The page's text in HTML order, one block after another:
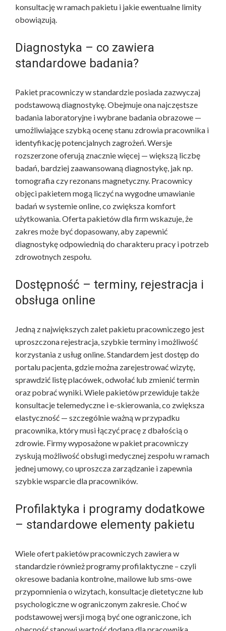
konsultację w ramach pakietu i jakie ewentualne limity
obowiązują.
Diagnostyka – co zawiera
standardowe badania?
Pakiet pracowniczy w standardzie posiada zazwyczaj
podstawową diagnostykę. Obejmuje ona najczęstsze
badania laboratoryjne i wybrane badania obrazowe —
umożliwiające szybką ocenę stanu zdrowia pracownika i
identyfikację potencjalnych zagrożeń. Wersje
rozszerzone oferują znacznie więcej — większą liczbę
badań, bardziej zaawansowaną diagnostykę, jak np.
tomografia czy rezonans magnetyczny. Pracownicy
objęci pakietem mogą liczyć na wygodne umawianie
badań w systemie online, co zwiększa komfort
użytkowania. Oferta pakietów dla firm wskazuje, że
zakres może być dopasowany, aby zapewnić
diagnostykę odpowiednią do charakteru pracy i potrzeb
zdrowotnych zespołu.
Dostępność – terminy, rejestracja i
obsługa online
Jedną z największych zalet pakietu pracowniczego jest
uproszczona rejestracja, szybkie terminy i możliwość
korzystania z usług online. Standardem jest dostęp do
portalu pacjenta, gdzie można zarejestrować wizytę,
sprawdzić listę placówek, odwołać lub zmienić termin
oraz pobrać wyniki. Wiele pakietów przewiduje także
konsultacje telemedyczne i e-skierowania, co zwiększa
elastyczność — szczególnie ważną w przypadku
pracownika, który musi łączyć pracę z dbałością o
zdrowie. Firmy wyposażone w pakiet pracowniczy
zyskują możliwość obsługi medycznej zespołu w ramach
jednej umowy, co uproszcza zarządzanie i zapewnia
szybkie wsparcie dla pracowników.
Profilaktyka i programy dodatkowe
– standardowe elementy pakietu
Wiele ofert pakietów pracowniczych zawiera w
standardzie również programy profilaktyczne – czyli
okresowe badania kontrolne, mailowe lub sms-owe
przypomnienia o wizytach, konsultacje dietetyczne lub
psychologiczne w ograniczonym zakresie. Choć w
podstawowej wersji mogą być one ograniczone, ich